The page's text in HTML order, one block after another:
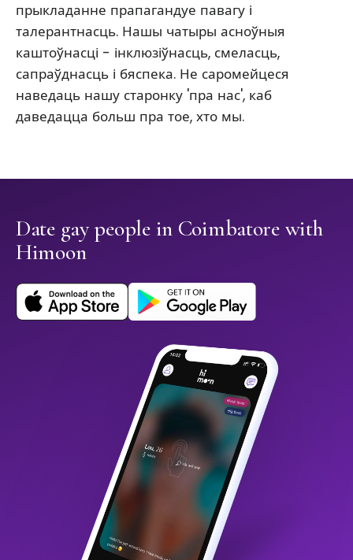
прыкладанне прапагандуе павагу і
талерантнасць. Нашы чатыры асноўныя
каштоўнасці - інклюзіўнасць, смеласць,
сапраўднасць і бяспека. Не саромейцеся
наведаць нашу старонку 'пра нас', каб
даведацца больш пра тое, хто мы.
Date gay people in Coimbatore with
Himoon